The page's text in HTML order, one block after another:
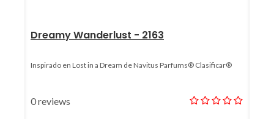
Dreamy Wanderlust - 2163
Inspirado en Lost in a Dream de Navitus Parfums® Clasificar®
0 reviews